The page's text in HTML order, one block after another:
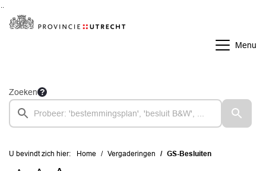
Menu
Zoeken
U bevindt zich hier: Home Vergaderingen GS-Besluiten